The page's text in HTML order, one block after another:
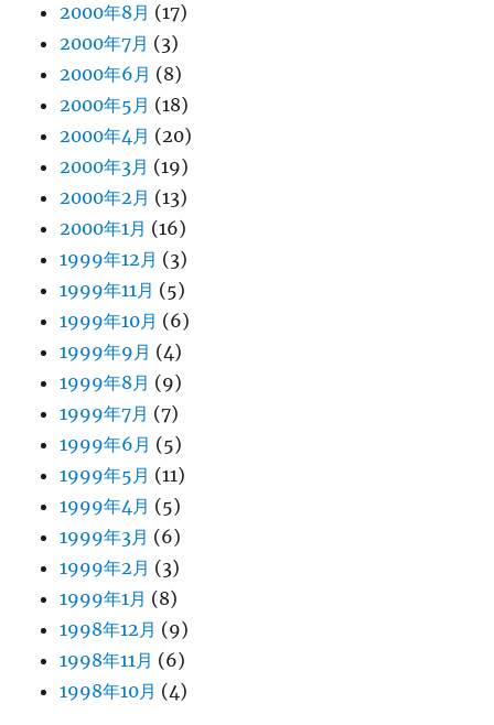
2000年8月 (17)
2000年7月 (3)
2000年6月 (8)
2000年5月 (18)
2000年4月 (20)
2000年3月 (19)
2000年2月 (13)
2000年1月 (16)
1999年12月 (3)
1999年11月 (5)
1999年10月 (6)
1999年9月 (4)
1999年8月 (9)
1999年7月 (7)
1999年6月 (5)
1999年5月 (11)
1999年4月 (5)
1999年3月 (6)
1999年2月 (3)
1999年1月 (8)
1998年12月 (9)
1998年11月 (6)
1998年10月 (4)